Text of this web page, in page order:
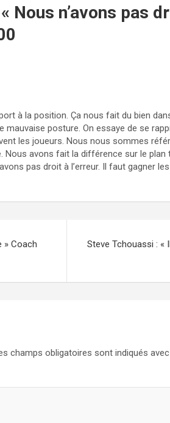
Nous n’avons pas
à la position. Ça nous fait du bien
posture. On essaye de se
les joueurs. Nous nous sommes
Nous avons fait la différence sur le
pas droit à l’erreur. Il faut gagner
» Coach
Steve Tchouassi : «
champs obligatoires sont indiqués avec